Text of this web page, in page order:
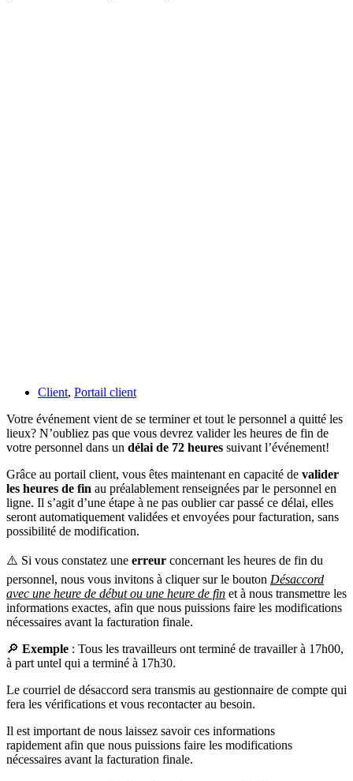
Client, Portail client
Votre événement vient de se terminer et tout le personnel a quitté les
lieux? N’oubliez pas que vous devrez valider les heures de fin de
votre personnel dans un délai de 72 heures suivant l’événement!
Grâce au portail client, vous êtes maintenant en capacité de valider
les heures de fin au préalablement renseignées par le personnel en
ligne. Il s’agit d’une étape à ne pas oublier car passé ce délai, elles
seront automatiquement validées et envoyées pour facturation, sans
possibilité de modification.
⚠️ Si vous constatez une erreur concernant les heures de fin du
personnel, nous vous invitons à cliquer sur le bouton Désaccord
avec une heure de début ou une heure de fin et à nous transmettre les
informations exactes, afin que nous puissions faire les modifications
nécessaires avant la facturation finale.
🔎 Exemple : Tous les travailleurs ont terminé de travailler à 17h00,
à part untel qui a terminé à 17h30.
Le courriel de désaccord sera transmis au gestionnaire de compte qui
fera les vérifications et vous recontacter au besoin.
Il est important de nous laissez savoir ces informations
rapidement afin que nous puissions faire les modifications
nécessaires avant la facturation finale.